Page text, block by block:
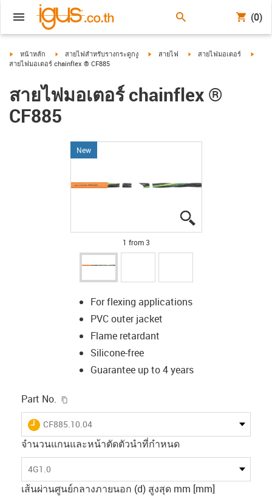
(0)
igus-icon-arrow-right
หน้าหลัก igus-icon-arrow-right
สายไฟสำหรับรางกระดูกงู igus-icon-arrow-right
สายไฟ igus-icon-arrow-right
สายไฟมอเตอร์
igus-
สายไฟมอเตอร์ chainflex ® CF885
สายไฟมอเตอร์ chainflex ®
CF885
New
1 from 3
For flexing applications
PVC outer jacket
Flame retardant
Silicone-free
Guarantee up to 4 years
Part No.
igus-icon-lieferzeit
CF885.10.04
จำนวนแกนและหน้าตัดตัวนำที่กำหนด
4G1.0
เส้นผ่านศูนย์กลางภายนอก (d) สูงสุด mm [mm]